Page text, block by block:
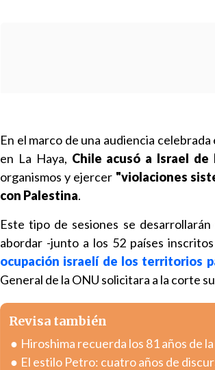
En el marco de una audiencia
en La Haya, Chile acusó a Israel de
organismos y ejercer "violaciones
con Palestina.
Este tipo de sesiones se
abordar -junto a los 52 países
ocupación israelí de los territorios
General de la ONU solicitara a la corte
Revisa también
Hiroshima recuerda los 81 años de
El estilo Petro: cuatro años de